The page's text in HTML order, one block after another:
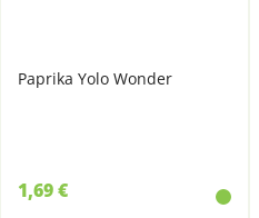
Paprika Yolo Wonder
1,69 €